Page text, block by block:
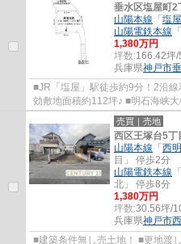
垂水区塩屋町
山陽本線 「塩屋
山陽電鉄本線 「
1,380万円
坪数:166.42坪/
兵庫県神戸市
■JR「塩屋」駅徒歩約9分！2沿
効敷地面積約112坪♪ ■明石海峡
ーカー・工務店で建築可能♪
売買｜売地
西区王塚台5
山陽本線 「西
目」 停歩2分
山陽電鉄本線 「
北」 停歩8分
1,380万円
坪数:30.56坪/
兵庫県神戸市
■建築条件無し売土地！ ■更地渡